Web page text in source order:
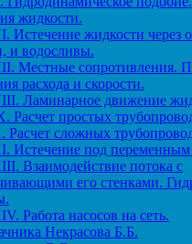
жидкости.
Истечение жидкости через
и водосливы.
Местные сопротивления.
расхода и скорости.
Ламинарное движение
Расчет простых
Расчет сложных
Истечение под
Взаимодействие потока с
его стенками.
Работа насосов на сеть.
Некрасова Б.Б.